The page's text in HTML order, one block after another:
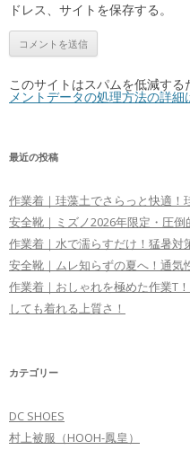
ドレス、サイトを保存する。
このサイトはスパムを低減する
メントデータの処理方法の詳
最近の投稿
作業着｜珪藻土でさらっと快適！
安全靴｜ミズノ2026年限定・圧倒
作業着｜水で濡らすだけ！猛暑対
安全靴｜ムレ知らずの夏へ！通気
作業着｜おしゃれを極めた作業T
しても着れる上質さ！
カテゴリー
DC SHOES
村上被服（HOOH-鳳皇）